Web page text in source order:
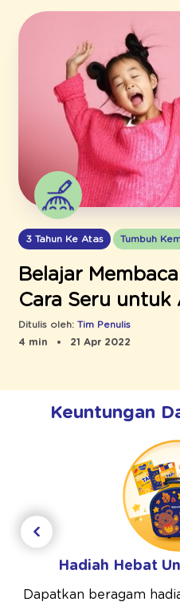
3 Tahun Ke Atas Tumbuh
Belajar
Cara Seru untuk
Ditulis oleh: Tim Penulis
4 min
21 Apr 2022
Keuntungan
Hadiah Hebat
Dapatkan beragam